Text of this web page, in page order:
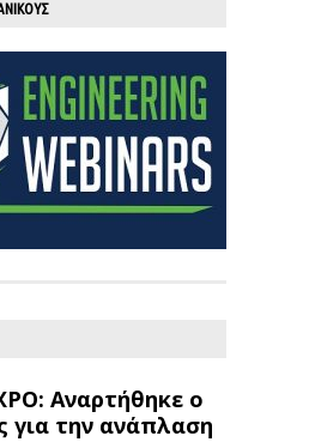
Αναρτήθηκε ο
για την ανάπλαση